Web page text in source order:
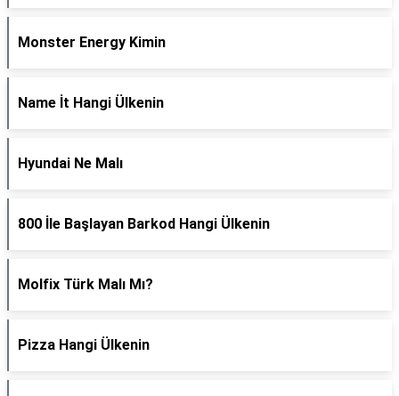
Monster Energy Kimin
Name İt Hangi Ülkenin
Hyundai Ne Malı
800 İle Başlayan Barkod Hangi Ülkenin
Molfix Türk Malı Mı?
Pizza Hangi Ülkenin